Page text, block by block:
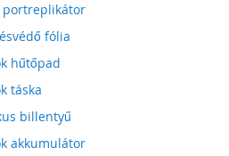
portreplikátor
fólia
hűtőpad
táska
billentyű
akkumulátor